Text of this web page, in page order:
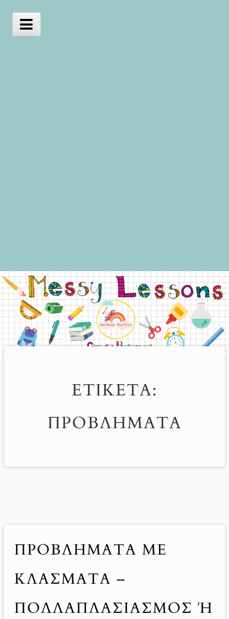
ΕΤΙΚΈΤΑ:
ΠΡΟΒΛΉΜΑΤΑ
ΠΡΟΒΛΉΜΑΤΑ ΜΕ
ΚΛΆΣΜΑΤΑ –
ΠΟΛΛΑΠΛΑΣΙΑΣΜΌΣ Ή Δ